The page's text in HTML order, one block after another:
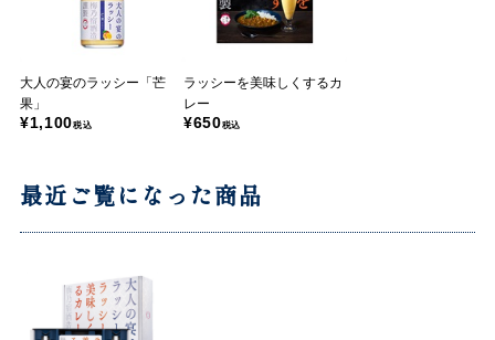
大人の宴のラッシー「芒
果」
¥1,100税込
ラッシーを美味しくするカ
レー
¥650税込
最近ご覧になった商品